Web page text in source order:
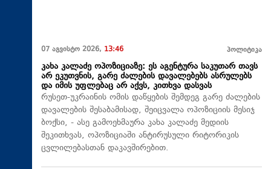
07 აგვისტო 2026, 13:46 პოლიტიკა
კახა კალაძე ოპოზიციაზე: ეს აგენტურა საკუთარ თავს
არ ეკუთვნის, გარე ძალების დავალებებს ასრულებს
და იმის უფლებაც არ აქვს, კითხვა დასვას
რუსეთ-უკრაინის ომის დაწყების შემდეგ გარე ძალების
დავალების შესაბამისად, შეიცვალა ოპოზიციის მესიჯ
ბოქსი, - ასე გამოეხმაურა კახა კალაძე მედიის
შეკითხვას, ოპოზიციაში ანტირუსული რიტორიკის
ცვლილებასთან დაკავშირებით.